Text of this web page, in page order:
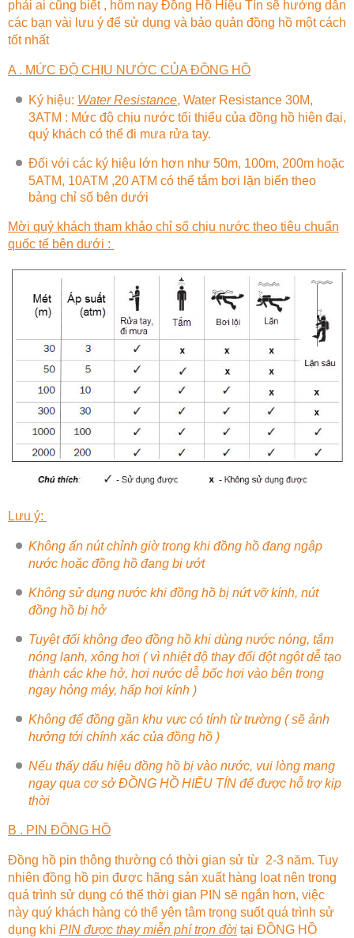
phải ai cũng biết , hôm nay Đồng Hồ Hiệu Tín sẽ hướng dẫn
các bạn vài lưu ý để sử dụng và bảo quản đồng hồ một cách
tốt nhất
A . MỨC ĐỘ CHỊU NƯỚC CỦA ĐỒNG HỒ
Ký hiệu: Water Resistance, Water Resistance 30M,
3ATM : Mức độ chịu nước tối thiểu của đồng hồ hiện đại,
quý khách có thể đi mưa rửa tay.
Đối với các ký hiệu lớn hơn như 50m, 100m, 200m hoặc
5ATM, 10ATM ,20 ATM có thể tắm bơi lặn biển theo
bảng chỉ số bên dưới
Mời quý khách tham khảo chỉ số chịu nước theo tiêu chuẩn
quốc tế bên dưới :
Lưu ý:
Không ấn nút chỉnh giờ trong khi đồng hồ đang ngập
nước hoặc đồng hồ đang bị ướt
Không sử dụng nước khi đồng hồ bị nứt vỡ kính, nút
đồng hồ bị hở
Tuyệt đối không đeo đồng hồ khi dùng nước nóng, tắm
nóng lạnh, xông hơi ( vì nhiệt độ thay đổi đột ngột dễ tạo
thành các khe hở, hơi nước dễ bốc hơi vào bên trong
ngay hỏng máy, hấp hơi kính )
Không để đồng gần khu vực có tính từ trường ( sẽ ảnh
hưởng tới chính xác của đồng hồ )
Nếu thấy dấu hiệu đồng hồ bị vào nước, vui lòng mang
ngay qua cơ sởĐỒNG HỒ HIỆU TÍN để được hỗ trợ kịp
thời
B . PIN ĐỒNG HỒ
Đồng hồ pin thông thường có thời gian sử từ 2-3 năm. Tuy
nhiên đồng hồ pin được hãng sản xuất hàng loạt nên trong
quá trình sử dụng có thể thời gian PIN sẽ ngắn hơn, việc
này quý khách hàng có thể yên tâm trong suốt quá trình sử
dụng khi PIN được thay miễn phí trọn đời tại ĐỒNG HỒ